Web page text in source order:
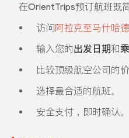
在OrientTrips预订航班既
访问阿拉克至马什哈
输入您的出发日期和
比较顶级航空公司的价
选择最合适的航班。
安全支付，即时确认。